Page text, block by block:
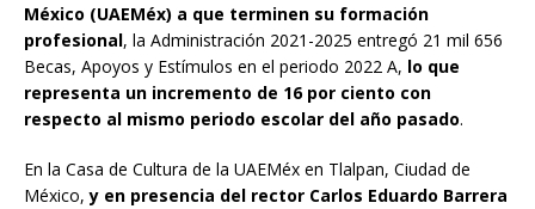
México (UAEMéx) a que terminen su formación
profesional, la Administración 2021-2025 entregó 21 mil 656
Becas, Apoyos y Estímulos en el periodo 2022 A, lo que
representa un incremento de 16 por ciento con
respecto al mismo periodo escolar del año pasado.
En la Casa de Cultura de la UAEMéx en Tlalpan, Ciudad de
México,y en presencia del rector Carlos Eduardo Barrera